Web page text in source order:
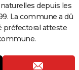
depuis les
La commune a dû
préfectoral atteste